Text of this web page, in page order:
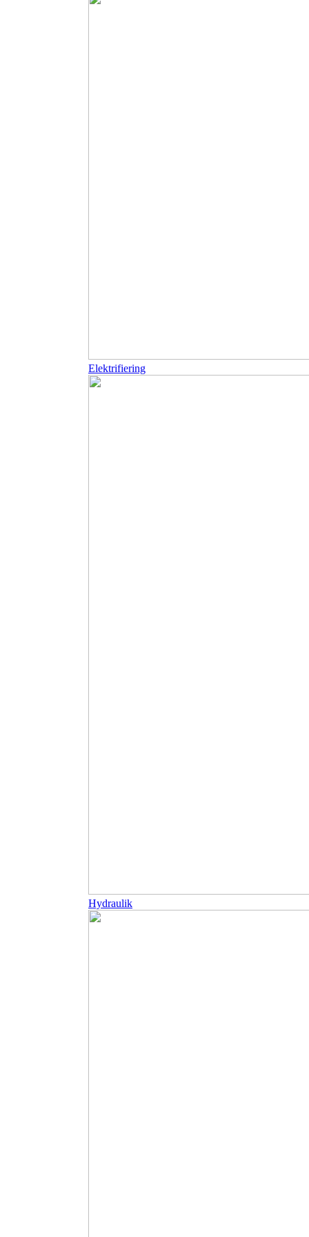
Elektrifiering
Hydraulik